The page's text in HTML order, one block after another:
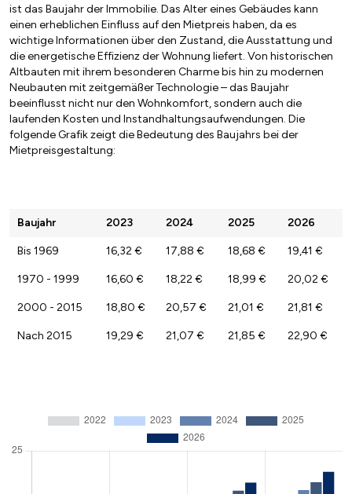
ist das Baujahr der Immobilie. Das Alter eines Gebäudes kann
einen erheblichen Einfluss auf den Mietpreis haben, da es
wichtige Informationen über den Zustand, die Ausstattung und
die energetische Effizienz der Wohnung liefert. Von historischen
Altbauten mit ihrem besonderen Charme bis hin zu modernen
Neubauten mit zeitgemäßer Technologie – das Baujahr
beeinflusst nicht nur den Wohnkomfort, sondern auch die
laufenden Kosten und Instandhaltungsaufwendungen. Die
folgende Grafik zeigt die Bedeutung des Baujahrs bei der
Mietpreisgestaltung:
Baujahr 2023 2024 2025 2026
Bis 1969 16,32 € 17,88 € 18,68 € 19,41 €
1970 - 1999 16,60 € 18,22 € 18,99 € 20,02 €
2000 - 2015 18,80 € 20,57 € 21,01 € 21,81 €
Nach 2015 19,29 € 21,07 € 21,85 € 22,90 €